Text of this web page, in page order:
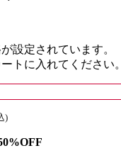
設定されています。
トに入れてください。
)